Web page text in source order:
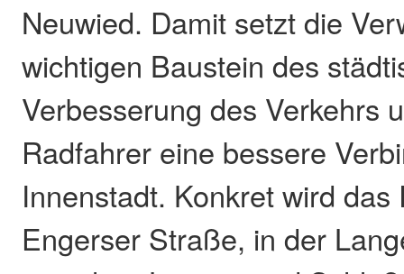
Neuwied. Damit setzt die
wichtigen Baustein des
Verbesserung des Verkehrs
Radfahrer eine bessere
Innenstadt. Konkret wird
Engerser Straße, in der